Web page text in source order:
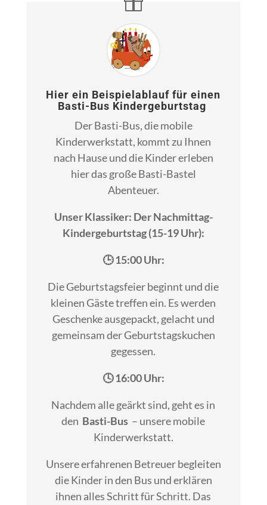
Hier ein Beispielablauf für einen
Basti-Bus Kindergeburtstag
Der Basti-Bus, die mobile
Kinderwerkstatt, kommt zu Ihnen
nach Hause und die Kinder erleben
hier das große Basti-Bastel
Abenteuer.
Unser Klassiker: Der Nachmittag-
Kindergeburtstag (15-19 Uhr):
🕒 15:00 Uhr:
Die Geburtstagsfeier beginnt und die
kleinen Gäste treffen ein. Es werden
Geschenke ausgepackt, gelacht und
gemeinsam der Geburtstagskuchen
gegessen.
🕓 16:00 Uhr:
Nachdem alle geärkt sind, geht es in
den Basti-Bus – unsere mobile
Kinderwerkstatt.
Unsere erfahrenen Betreuer begleiten
die Kinder in den Bus und erklären
ihnen alles Schritt für Schritt. Das